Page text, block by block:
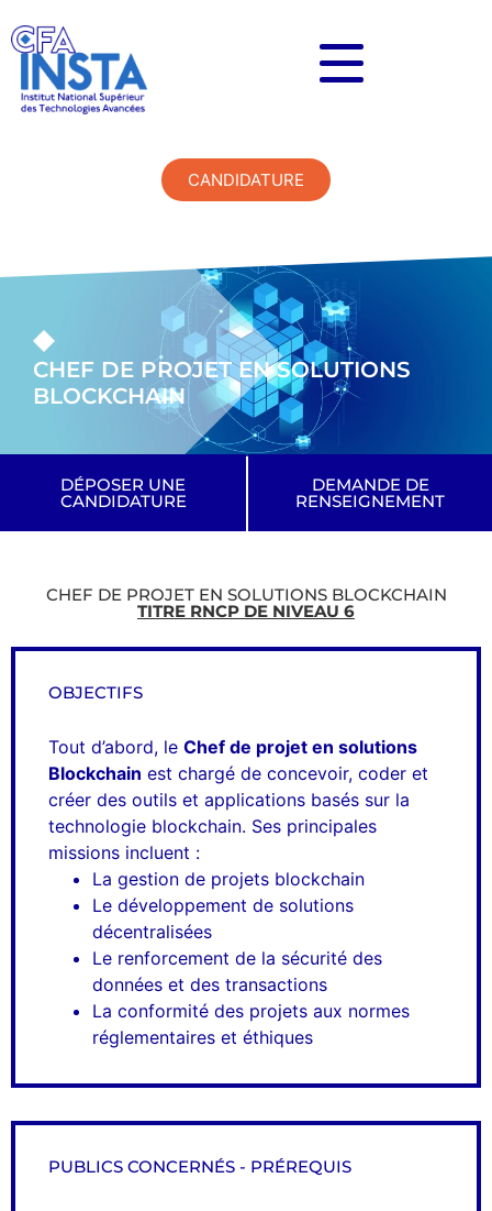
CANDIDATURE
CHEF DE PROJET EN SOLUTIONS
BLOCKCHAIN
DÉPOSER UNE
CANDIDATURE
DEMANDE DE
RENSEIGNEMENT
CHEF DE PROJET EN SOLUTIONS BLOCKCHAIN
TITRE RNCP DE NIVEAU 6
OBJECTIFS
Tout d’abord, le Chef de projet en solutions
Blockchain est chargé de concevoir, coder et
créer des outils et applications basés sur la
technologie blockchain. Ses principales
missions incluent :
La gestion de projets blockchain
Le développement de solutions
décentralisées
Le renforcement de la sécurité des
données et des transactions
La conformité des projets aux normes
réglementaires et éthiques
PUBLICS CONCERNÉS - PRÉREQUIS